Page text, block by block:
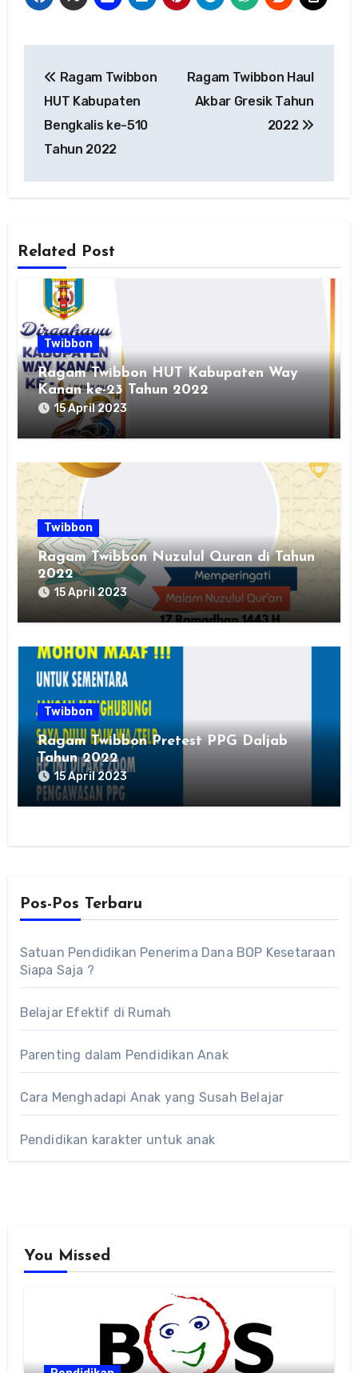
pos
Ragam Twibbon
HUT Kabupaten
Bengkalis ke-510
Tahun 2022
Ragam Twibbon Haul
Akbar Gresik Tahun
2022
Related Post
Twibbon
Ragam Twibbon HUT Kabupaten Way
Kanan ke-23 Tahun 2022
15 April 2023
Twibbon
Ragam Twibbon Nuzulul Quran di Tahun
2022
15 April 2023
Twibbon
Ragam Twibbon Pretest PPG Daljab
Tahun 2022
15 April 2023
Pos-Pos Terbaru
Satuan Pendidikan Penerima Dana BOP Kesetaraan
Siapa Saja ?
Belajar Efektif di Rumah
Parenting dalam Pendidikan Anak
Cara Menghadapi Anak yang Susah Belajar
Pendidikan karakter untuk anak
You Missed